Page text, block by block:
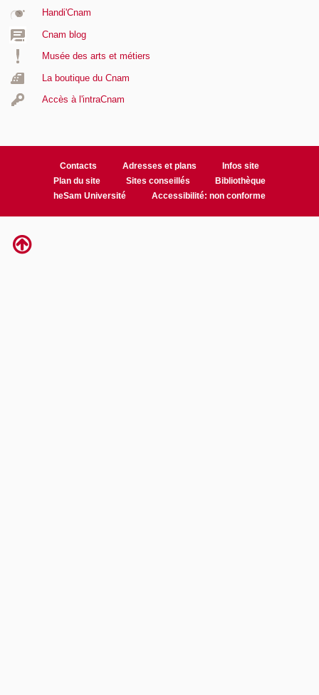
Handi'Cnam
Cnam blog
Musée des arts et métiers
La boutique du Cnam
Accès à l'intraCnam
Contacts Adresses et plans
Infos site
Plan du site
Sites conseillés
Bibliothèque
heSam Université
Accessibilité: non conforme